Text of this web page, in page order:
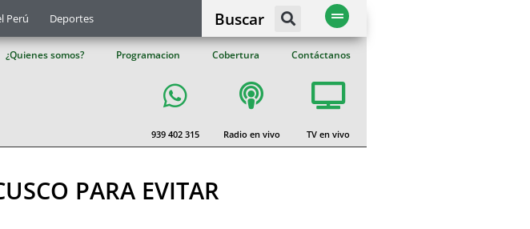
Perú Deportes Buscar
¿Quienes somos? Programacion Cobertura Contáctanos
939 402 315 Radio en vivo TV en vivo
PARA EVITAR